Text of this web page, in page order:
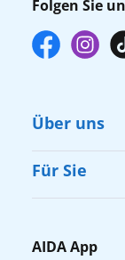
Folgen Sie
Über uns
Cruise & Help
Karriere
Für Sie
Gästefragebogen
AIDA App